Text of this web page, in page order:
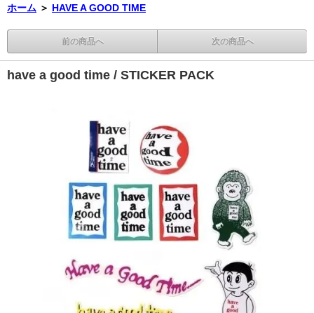
ホーム ＞ HAVE A GOOD TIME
前の商品へ 次の商品へ
have a good time / STICKER PACK